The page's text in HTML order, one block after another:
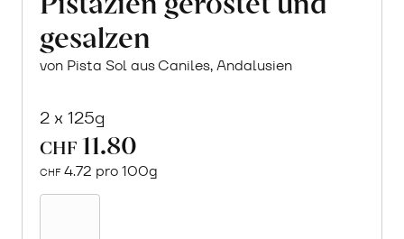
gesalzen
von Pista Sol aus Caniles, Andalusien
2 x 125g
CHF 11.80
CHF 4.72 pro 100g